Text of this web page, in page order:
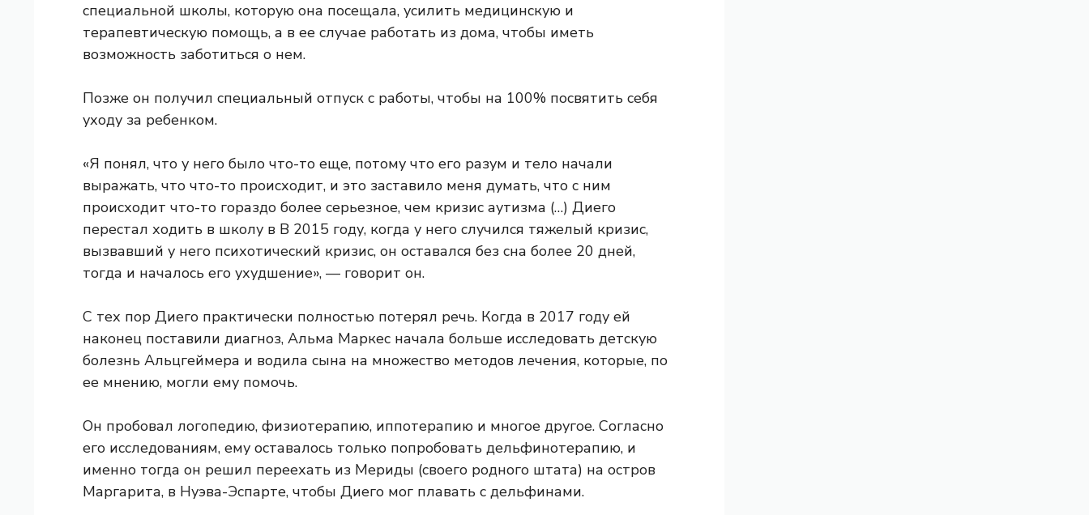
специальной школы, которую она посещала, усилить медицинскую и
терапевтическую помощь, а в ее случае работать из дома, чтобы иметь
возможность заботиться о нем.
Позже он получил специальный отпуск с работы, чтобы на 100% посвятить себя
уходу за ребенком.
«Я понял, что у него было что-то еще, потому что его разум и тело начали
выражать, что что-то происходит, и это заставило меня думать, что с ним
происходит что-то гораздо более серьезное, чем кризис аутизма (…) Диего
перестал ходить в школу в В 2015 году, когда у него случился тяжелый кризис,
вызвавший у него психотический кризис, он оставался без сна более 20 дней,
тогда и началось его ухудшение», — говорит он.
С тех пор Диего практически полностью потерял речь. Когда в 2017 году ей
наконец поставили диагноз, Альма Маркес начала больше исследовать детскую
болезнь Альцгеймера и водила сына на множество методов лечения, которые, по
ее мнению, могли ему помочь.
Он пробовал логопедию, физиотерапию, иппотерапию и многое другое. Согласно
его исследованиям, ему оставалось только попробовать дельфинотерапию, и
именно тогда он решил переехать из Мериды (своего родного штата) на остров
Маргарита, в Нуэва-Эспарте, чтобы Диего мог плавать с дельфинами.